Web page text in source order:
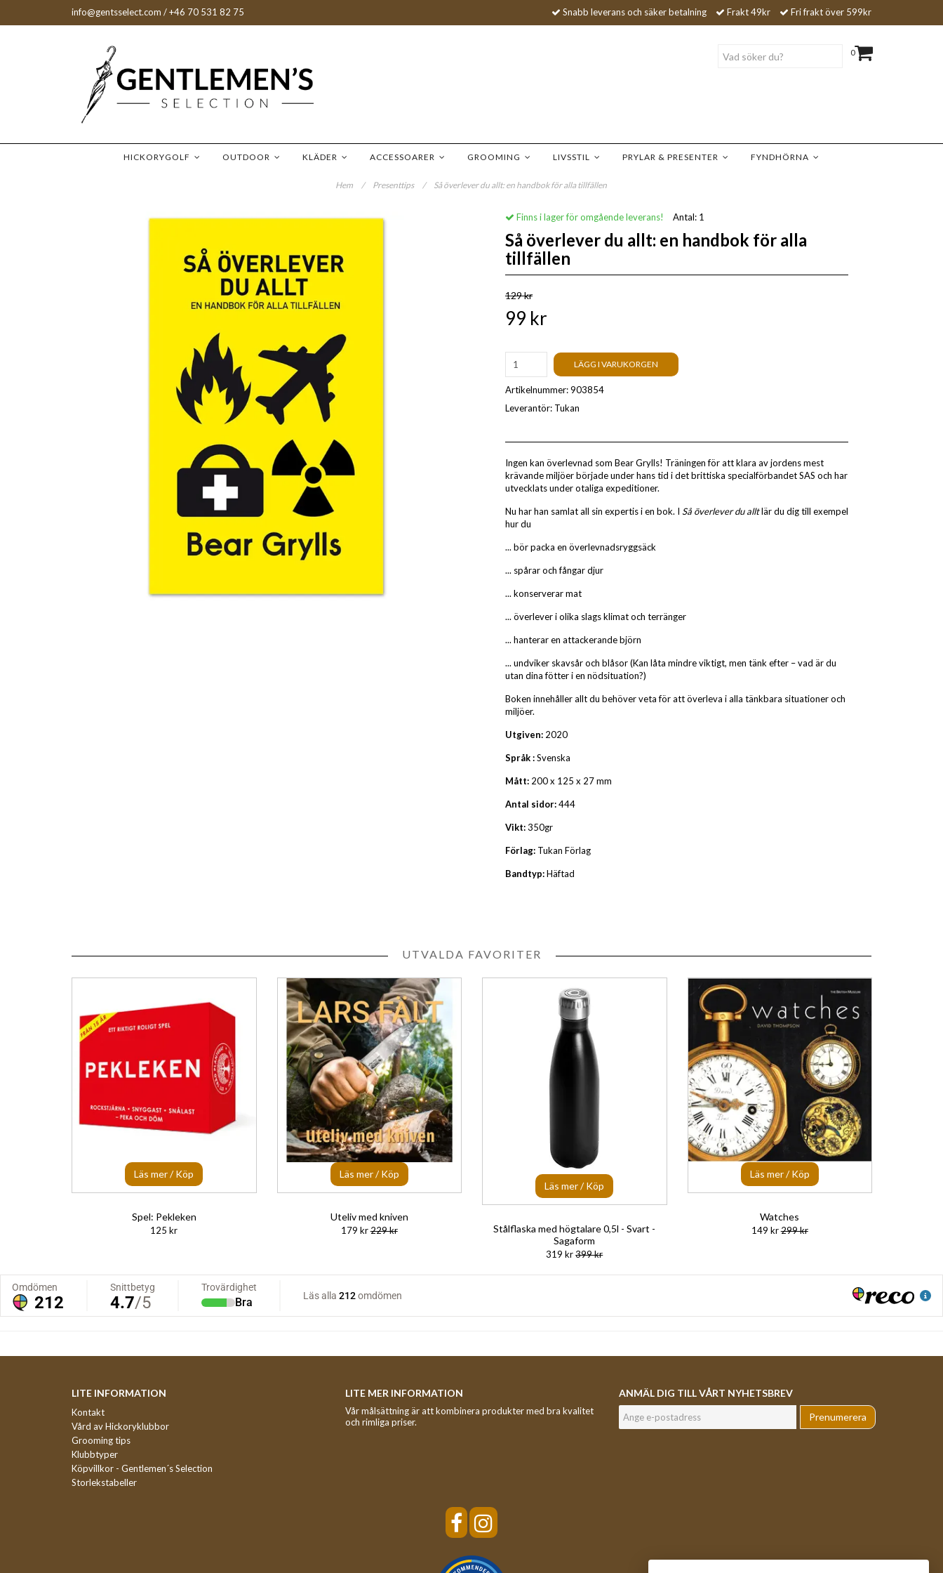
info@gentsselect.com / +46 70 531 82 75 Snabb leverans och säker betalning Frakt 49kr Fri frakt över 599kr
0
HICKORYGOLF OUTDOOR KLÄDER ACCESSOARER GROOMING LIVSSTIL PRYLAR & PRESENTER FYNDHÖRNA
Hem / Presenttips / Så överlever du allt: en handbok för alla tillfällen
Finns i lager för omgående leverans! Antal: 1
Så överlever du allt: en handbok för alla
tillfällen
129 kr
99 kr
LÄGG I VARUKORGEN
Artikelnummer:903854
Leverantör: Tukan
Ingen kan överlevnad som Bear Grylls! Träningen för att klara av jordens mest
krävande miljöer började under hans tid i det brittiska specialförbandet SAS och har
utvecklats under otaliga expeditioner.
Nu har han samlat all sin expertis i en bok. I Så överlever du alltlär du dig till exempel
hur du
... bör packa en överlevnadsryggsäck
... spårar och fångar djur
... konserverar mat
... överlever i olika slags klimat och terränger
... hanterar en attackerande björn
... undviker skavsår och blåsor (Kan låta mindre viktigt, men tänk efter – vad är du
utan dina fötter i en nödsituation?)
Boken innehåller allt du behöver veta för att överleva i alla tänkbara situationer och
miljöer.
Utgiven: 2020
Språk :Svenska
Mått: 200 x 125 x 27 mm
Antal sidor:444
Vikt:350gr
Förlag: Tukan Förlag
Bandtyp:Häftad
UTVALDA FAVORITER
Läs mer / Köp
Spel: Pekleken
125 kr
Läs mer / Köp
Uteliv med kniven
179 kr229 kr
Läs mer / Köp
Stålflaska med högtalare 0,5l - Svart -
Sagaform
319 kr399 kr
Läs mer / Köp
Watches
149 kr299 kr
LITE INFORMATION
Kontakt
Vård av Hickoryklubbor
Grooming tips
Klubbtyper
Köpvillkor - Gentlemen´s Selection
Storlekstabeller
LITE MER INFORMATION
Vår målsättning är att kombinera produkter med bra kvalitet
och rimliga priser.
ANMÄL DIG TILL VÅRT NYHETSBREV
Prenumerera